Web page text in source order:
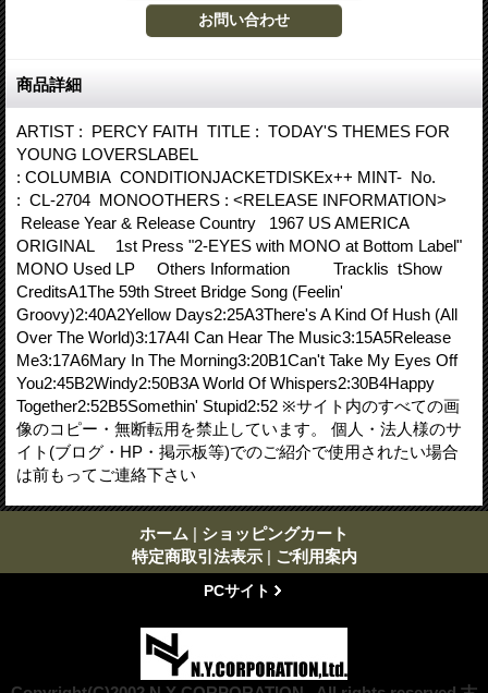
商品詳細
ARTIST : PERCY FAITH TITLE : TODAY'S THEMES FOR
YOUNG LOVERSLABEL
: COLUMBIA CONDITIONJACKETDISKEx++ MINT- No.
: CL-2704 MONOOTHERS : <RELEASE INFORMATION>
Release Year & Release Country 1967 US AMERICA
ORIGINAL 1st Press "2-EYES with MONO at Bottom Label"
MONO Used LP Others Information Tracklis tShow
CreditsA1The 59th Street Bridge Song (Feelin'
Groovy)2:40A2Yellow Days2:25A3There's A Kind Of Hush (All
Over The World)3:17A4I Can Hear The Music3:15A5Release
Me3:17A6Mary In The Morning3:20B1Can't Take My Eyes Off
You2:45B2Windy2:50B3A World Of Whispers2:30B4Happy
Together2:52B5Somethin' Stupid2:52 ※サイト内のすべての画
像のコピー・無断転用を禁止しています。 個人・法人様のサ
イト(ブログ・HP・掲示板等)でのご紹介で使用されたい場合
は前もってご連絡下さい
ホーム | ショッピングカート
特定商取引法表示 | ご利用案内
PCサイト